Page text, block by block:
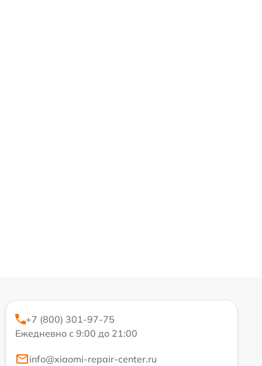
+7 (800) 301-97-75
Ежедневно с 9:00 до 21:00
info@xiaomi-repair-center.ru